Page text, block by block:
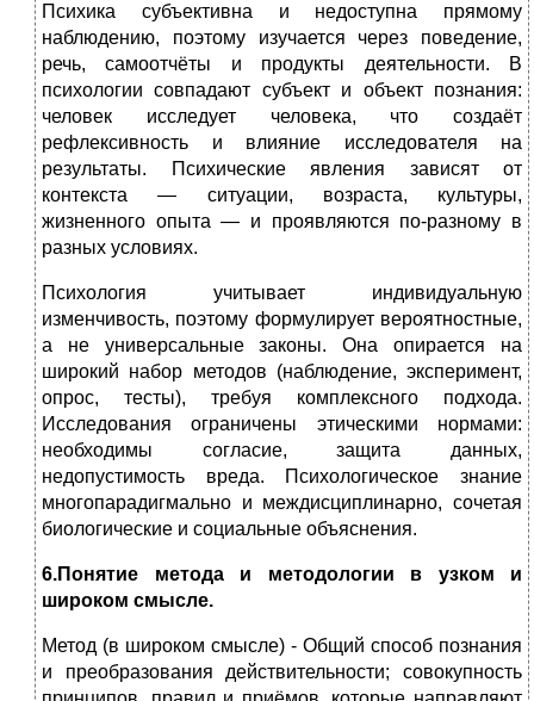
Психика субъективна и недоступна прямому
наблюдению, поэтому изучается через поведение,
речь, самоотчёты и продукты деятельности. В
психологии совпадают субъект и объект познания:
человек исследует человека, что создаёт
рефлексивность и влияние исследователя на
результаты. Психические явления зависят от
контекста — ситуации, возраста, культуры,
жизненного опыта — и проявляются по-разному в
разных условиях.
Психология учитывает индивидуальную
изменчивость, поэтому формулирует вероятностные,
а не универсальные законы. Она опирается на
широкий набор методов (наблюдение, эксперимент,
опрос, тесты), требуя комплексного подхода.
Исследования ограничены этическими нормами:
необходимы согласие, защита данных,
недопустимость вреда. Психологическое знание
многопарадигмально и междисциплинарно, сочетая
биологические и социальные объяснения.
6.Понятие метода и методологии в узком и
широком смысле.
Метод (в широком смысле) - Общий способ познания
и преобразования действительности; совокупность